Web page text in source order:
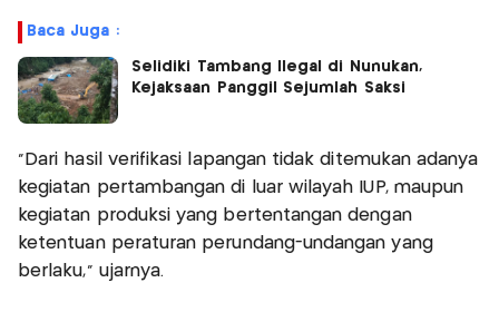
Baca Juga :
Selidiki Tambang Ilegal di Nunukan,
Kejaksaan Panggil Sejumlah Saksi
"Dari hasil verifikasi lapangan tidak ditemukan adanya
kegiatan pertambangan di luar wilayah IUP, maupun
kegiatan produksi yang bertentangan dengan
ketentuan peraturan perundang-undangan yang
berlaku," ujarnya.